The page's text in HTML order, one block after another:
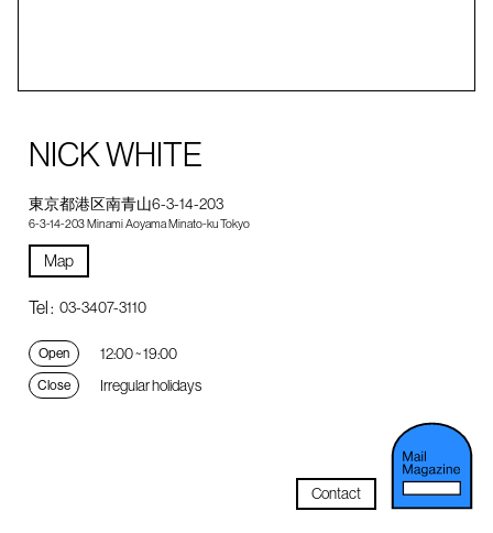
NICK WHITE
東京都港区南青山6-3-14-203
6-3-14-203 Minami Aoyama Minato-ku Tokyo
Map
Tel : 03-3407-3110
Open 12:00 ~ 19:00
Close Irregular holidays
Contact